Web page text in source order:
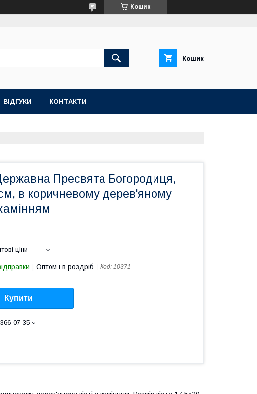
Кошик
Кошик
ВІДГУКИ КОНТАКТИ
Пресвята Богородиця,
в коричневому дерев'яному
камінням
ціни
Оптом і в роздріб Код: 10371
Купити
07-35